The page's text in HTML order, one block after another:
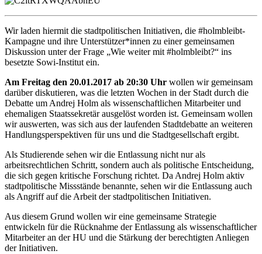
Wir laden hiermit die stadtpolitischen Initiativen, die #holmbleibt-
Kampagne und ihre Unterstützer*innen zu einer gemeinsamen
Diskussion unter der Frage „Wie weiter mit #holmbleibt?“ ins
besetzte Sowi-Institut ein.
Am Freitag den 20.01.2017 ab 20:30 Uhr wollen wir gemeinsam
darüber diskutieren, was die letzten Wochen in der Stadt durch die
Debatte um Andrej Holm als wissenschaftlichen Mitarbeiter und
ehemaligen Staatssekretär ausgelöst worden ist. Gemeinsam wollen
wir auswerten, was sich aus der laufenden Stadtdebatte an weiteren
Handlungsperspektiven für uns und die Stadtgesellschaft ergibt.
Als Studierende sehen wir die Entlassung nicht nur als
arbeitsrechtlichen Schritt, sondern auch als politische Entscheidung,
die sich gegen kritische Forschung richtet. Da Andrej Holm aktiv
stadtpolitische Missstände benannte, sehen wir die Entlassung auch
als Angriff auf die Arbeit der stadtpolitischen Initiativen.
Aus diesem Grund wollen wir eine gemeinsame Strategie
entwickeln für die Rücknahme der Entlassung als wissenschaftlicher
Mitarbeiter an der HU und die Stärkung der berechtigten Anliegen
der Initiativen.